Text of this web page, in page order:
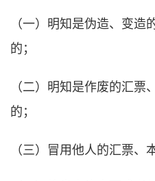
（一）明知是伪造、变造
的；
（二）明知是作废的汇票
的；
（三）冒用他人的汇票